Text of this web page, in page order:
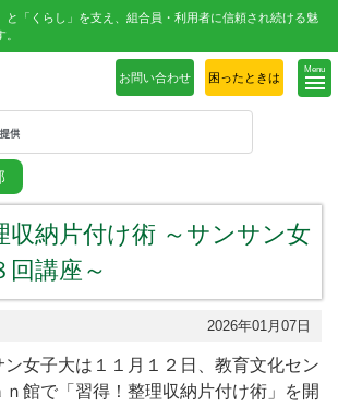
と「くらし」を支え、組合員・利用者に信頼され続ける魅
Menu
お問い合わせ 困ったときは
収納片付け術 ～サンサン女
回講座～
2026年01月07日
女子大は１１月１２日、教育文化セン
ｎ館で「習得！整理収納片付け術」を開